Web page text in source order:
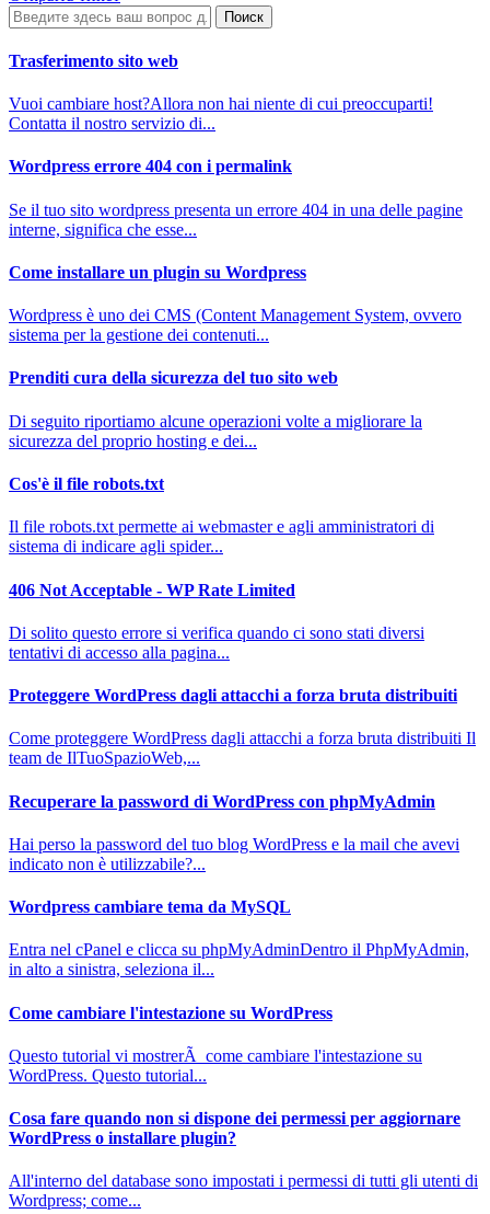
Trasferimento sito web
Vuoi cambiare host?Allora non hai niente di cui preoccuparti!
Contatta il nostro servizio di...
Wordpress errore 404 con i permalink
Se il tuo sito wordpress presenta un errore 404 in una delle pagine
interne, significa che esse...
Come installare un plugin su Wordpress
Wordpress è uno dei CMS (Content Management System, ovvero
sistema per la gestione dei contenuti...
Prenditi cura della sicurezza del tuo sito web
Di seguito riportiamo alcune operazioni volte a migliorare la
sicurezza del proprio hosting e dei...
Cos'è il file robots.txt
Il file robots.txt permette ai webmaster e agli amministratori di
sistema di indicare agli spider...
406 Not Acceptable - WP Rate Limited
Di solito questo errore si verifica quando ci sono stati diversi
tentativi di accesso alla pagina...
Proteggere WordPress dagli attacchi a forza bruta distribuiti
Come proteggere WordPress dagli attacchi a forza bruta distribuiti Il
team de IlTuoSpazioWeb,...
Recuperare la password di WordPress con phpMyAdmin
Hai perso la password del tuo blog WordPress e la mail che avevi
indicato non è utilizzabile?...
Wordpress cambiare tema da MySQL
Entra nel cPanel e clicca su phpMyAdminDentro il PhpMyAdmin,
in alto a sinistra, seleziona il...
Come cambiare l'intestazione su WordPress
Questo tutorial vi mostrerÃ come cambiare l'intestazione su
WordPress. Questo tutorial...
Cosa fare quando non si dispone dei permessi per aggiornare
WordPress o installare plugin?
All'interno del database sono impostati i permessi di tutti gli utenti di
Wordpress; come...